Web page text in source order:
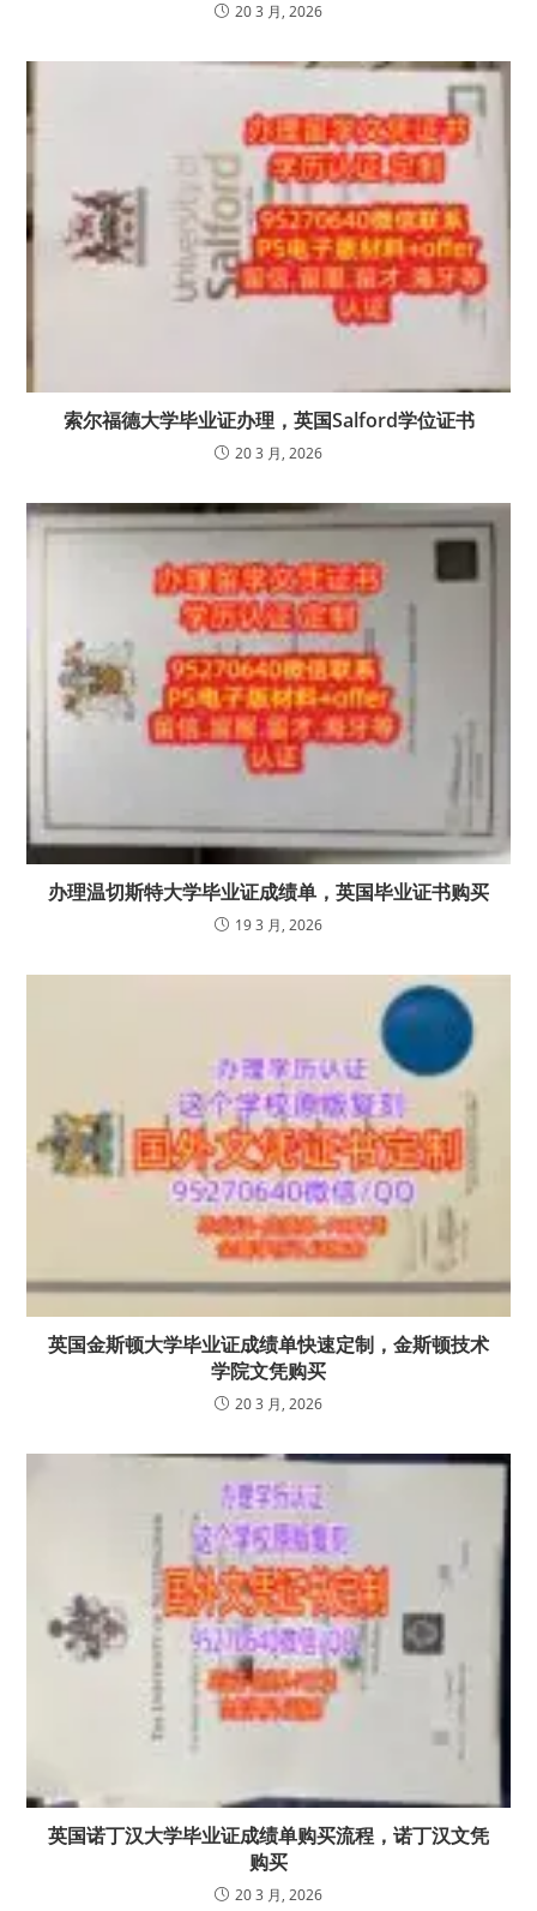
20 3 月, 2026
索尔福德大学毕业证办理，英国Salford学位证书
20 3 月, 2026
办理温切斯特大学毕业证成绩单，英国毕业证书购买
19 3 月, 2026
英国金斯顿大学毕业证成绩单快速定制，金斯顿技术
学院文凭购买
20 3 月, 2026
英国诺丁汉大学毕业证成绩单购买流程，诺丁汉文凭
购买
20 3 月, 2026